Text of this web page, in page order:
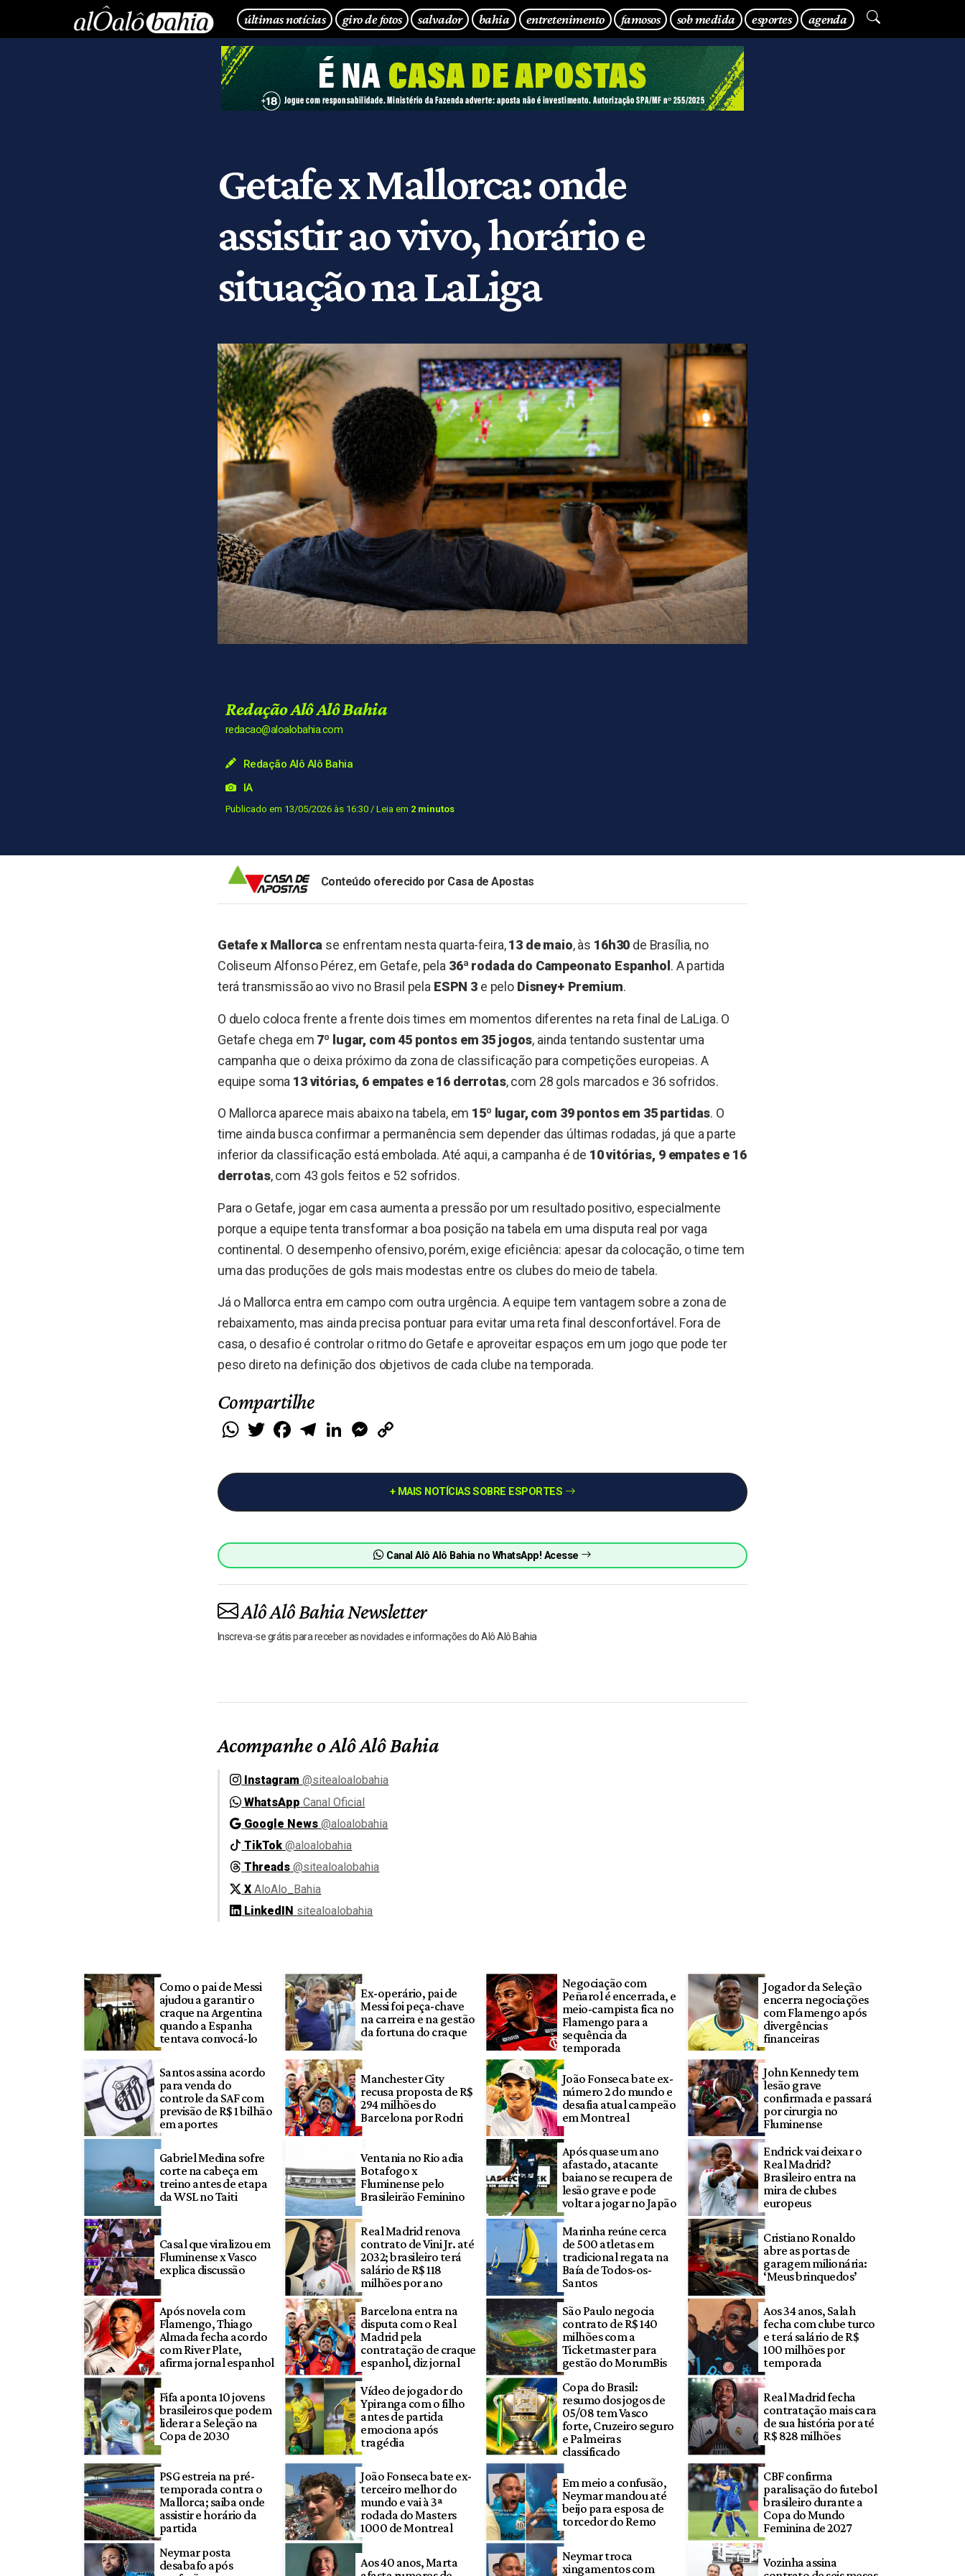
últimas notícias giro de fotos salvador bahia entretenimento famosos sob medida esportes agenda
Getafe x Mallorca: onde
assistir ao vivo, horário e
situação na LaLiga
Redação Alô Alô Bahia
redacao@aloalobahia.com
Redação Alô Alô Bahia
IA
Publicado em 13/05/2026 às 16:30/ Leia em 2 minutos
Conteúdo oferecido por Casa de Apostas
Getafe x Mallorca se enfrentam nesta quarta-feira,13 de maio, às 16h30 de Brasília, no
Coliseum Alfonso Pérez, em Getafe, pela 36ª rodada do Campeonato Espanhol . A partida
terá transmissão ao vivo no Brasil pela ESPN 3 e pelo Disney+ Premium.
O duelo coloca frente a frente dois times em momentos diferentes na reta final de LaLiga. O
Getafe chega em 7º lugar, com 45 pontos em 35 jogos, ainda tentando sustentar uma
campanha que o deixa próximo da zona de classificação para competições europeias. A
equipe soma 13 vitórias, 6 empates e 16 derrotas, com 28 gols marcados e 36 sofridos.
O Mallorca aparece mais abaixo na tabela, em 15º lugar, com 39 pontos em 35 partidas. O
time ainda busca confirmar a permanência sem depender das últimas rodadas, já que a parte
inferior da classificação está embolada. Até aqui, a campanha é de 10 vitórias, 9 empates e 16
derrotas, com 43 gols feitos e 52 sofridos.
Para o Getafe, jogar em casa aumenta a pressão por um resultado positivo, especialmente
porque a equipe tenta transformar a boa posição na tabela em uma disputa real por vaga
continental. O desempenho ofensivo, porém, exige eficiência: apesar da colocação, o time tem
uma das produções de gols mais modestas entre os clubes do meio de tabela.
Já o Mallorca entra em campo com outra urgência. A equipe tem vantagem sobre a zona de
rebaixamento, mas ainda precisa pontuar para evitar uma reta final desconfortável. Fora de
casa, o desafio é controlar o ritmo do Getafe e aproveitar espaços em um jogo que pode ter
peso direto na definição dos objetivos de cada clube na temporada.
Compartilhe
WhatsApp
Twitter FacebookTelegramLinkedIn Messenger
+ MAIS NOTÍCIAS SOBRE ESPORTES
Canal Alô Alô Bahia no WhatsApp! Acesse
Alô Alô Bahia Newsletter
Inscreva-se grátis para receber as novidades e informações do Alô Alô Bahia
Acompanhe o Alô Alô Bahia
Instagram @sitealoalobahia
WhatsApp Canal Oficial
Google News @aloalobahia
TikTok @aloalobahia
Threads @sitealoalobahia
X AloAlo_Bahia
LinkedIN sitealoalobahia
Como o pai de Messi
ajudou a garantir o
craque na Argentina
quando a Espanha
tentava convocá-lo
Ex-operário, pai de
Messi foi peça-chave
na carreira e na gestão
da fortuna do craque
Negociação com
Peñarol é encerrada, e
meio-campista fica no
Flamengo para a
sequência da
temporada
Jogador da Seleção
encerra negociações
com Flamengo após
divergências
financeiras
Santos assina acordo
para venda do
controle da SAF com
previsão de R$ 1 bilhão
em aportes
Manchester City
recusa proposta de R$
294 milhões do
Barcelona por Rodri
João Fonseca bate ex-
número 2 do mundo e
desafia atual campeão
em Montreal
John Kennedy tem
lesão grave
confirmada e passará
por cirurgia no
Fluminense
Gabriel Medina sofre
corte na cabeça em
treino antes de etapa
da WSL no Taiti
Ventania no Rio adia
Botafogo x
Fluminense pelo
Brasileirão Feminino
Após quase um ano
afastado, atacante
baiano se recupera de
lesão grave e pode
voltar a jogar no Japão
Endrick vai deixar o
Real Madrid?
Brasileiro entra na
mira de clubes
europeus
Casal que viralizou em
Fluminense x Vasco
explica discussão
Real Madrid renova
contrato de Vini Jr. até
2032; brasileiro terá
salário de R$ 118
milhões por ano
Marinha reúne cerca
de 500 atletas em
tradicional regata na
Baía de Todos-os-
Santos
Cristiano Ronaldo
abre as portas de
garagem milionária:
‘Meus brinquedos’
Após novela com
Flamengo, Thiago
Almada fecha acordo
com River Plate,
afirma jornal espanhol
Barcelona entra na
disputa com o Real
Madrid pela
contratação de craque
espanhol, diz jornal
São Paulo negocia
contrato de R$ 140
milhões com a
Ticketmaster para
gestão do MorumBis
Aos 34 anos, Salah
fecha com clube turco
e terá salário de R$
100 milhões por
temporada
Fifa aponta 10 jovens
brasileiros que podem
liderar a Seleção na
Copa de 2030
Vídeo de jogador do
Ypiranga com o filho
antes de partida
emociona após
tragédia
Copa do Brasil:
resumo dos jogos de
05/08 tem Vasco
forte, Cruzeiro seguro
e Palmeiras
classificado
Real Madrid fecha
contratação mais cara
de sua história por até
R$ 828 milhões
PSG estreia na pré-
temporada contra o
Mallorca; saiba onde
assistir e horário da
partida
João Fonseca bate ex-
terceiro melhor do
mundo e vai à 3ª
rodada do Masters
1000 de Montreal
Em meio a confusão,
Neymar mandou até
beijo para esposa de
torcedor do Remo
CBF confirma
paralisação do futebol
brasileiro durante a
Copa do Mundo
Feminina de 2027
Neymar posta
desabafo após
Aos 40 anos, Marta
Neymar troca
xingamentos com
Vozinha assina